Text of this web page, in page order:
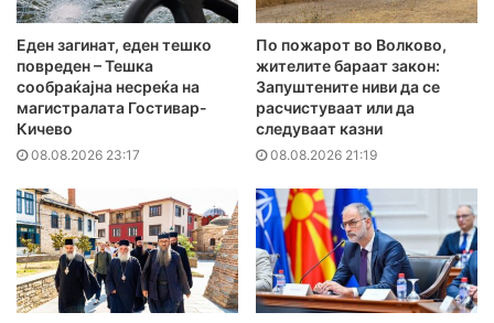
Еден загинат, еден тешко
повреден – Тешка
сообраќајна несреќа на
магистралата Гостивар-
Кичево
08.08.2026 23:17
По пожарот во Волково,
жителите бараат закон:
Запуштените ниви да се
расчистуваат или да
следуваат казни
08.08.2026 21:19